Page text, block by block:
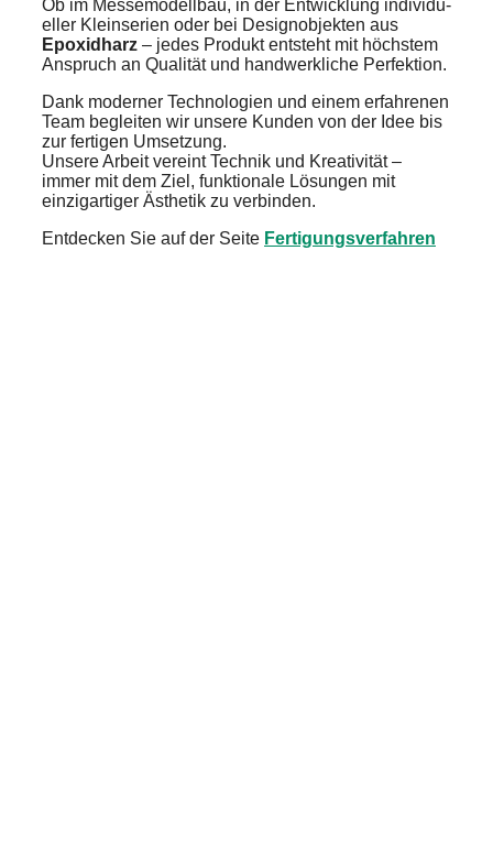
Ob im Messe­mo­dell­bau, in der Entwick­lung indivi­du­
el­ler Klein­se­ri­en oder bei Design­ob­jek­ten aus
Epoxid­harz – jedes Produkt entsteht mit höchs­tem
Anspruch an Quali­tät und handwerk­li­che Perfek­ti­on.
Dank moder­ner Techno­lo­gien und einem erfah­re­nen
Team beglei­ten wir unsere Kunden von der Idee bis
zur ferti­gen Umset­zung.
Unsere Arbeit vereint Technik und Kreati­vi­tät –
immer mit dem Ziel, funktio­na­le Lösun­gen mit
einzig­ar­ti­ger Ästhe­tik zu verbin­den.
Entde­cken Sie auf der Seite Ferti­gungs­ver­fah­ren